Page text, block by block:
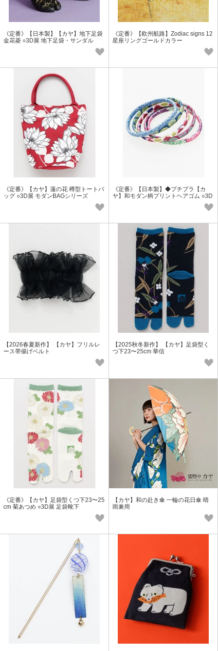
《定番》【日本製】【カヤ】地下足袋
金花菱 ○3D展 地下足袋・サンダル
《定番》【欧州航路】Zodiac signs 12
星座リングゴールドカラー
《定番》【カヤ】蓮の花 樽型トートバ
ッグ ○3D展 モダンBAGシリーズ
《定番》【日本製】◆プチプラ【カ
ヤ】和モダン柄プリントヘアゴム ○3D
【2026春夏新作】 【カヤ】フリルレ
ース帯揚げベルト
【2025秋冬新作】 【カヤ】足袋型く
つ下23〜25cm 華信
《定番》【カヤ】足袋型くつ下23〜25
cm 菊あつめ ○3D展 足袋靴下
【カヤ】和の赴き傘 一輪の花日傘 晴
雨兼用